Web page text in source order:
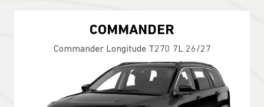
COMMANDER
Commander Longitude T270 7L 26/27